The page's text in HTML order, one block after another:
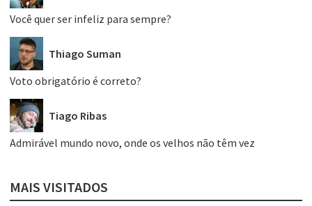
Você quer ser infeliz para sempre?
Thiago Suman
Voto obrigatório é correto?
Tiago Ribas
Admirável mundo novo, onde os velhos não têm vez
MAIS VISITADOS